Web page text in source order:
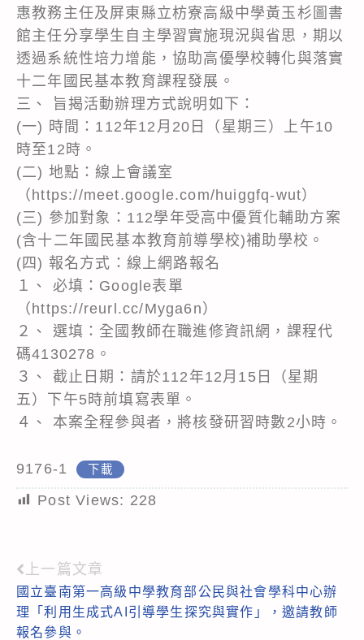
惠教務主任及屏東縣立枋寮高級中學黃玉杉圖書
館主任分享學生自主學習實施現況與省思，期以
透過系統性培力增能，協助高優學校轉化與落實
十二年國民基本教育課程發展。
三、 旨揭活動辦理方式說明如下：
(一) 時間：112年12月20日（星期三）上午10
時至12時。
(二) 地點：線上會議室
（https://meet.google.com/huiggfq-wut）
(三) 參加對象：112學年受高中優質化輔助方案
(含十二年國民基本教育前導學校)補助學校。
(四) 報名方式：線上網路報名
１、 必填：Google表單
（https://reurl.cc/Myga6n）
２、 選填：全國教師在職進修資訊網，課程代
碼4130278。
３、 截止日期：請於112年12月15日（星期
五）下午5時前填寫表單。
４、 本案全程參與者，將核發研習時數2小時。
9176-1 下載
Post Views: 228
Read
more
articles
上一篇文章
國立臺南第一高級中學教育部公民與社會學科中心辦
理「利用生成式AI引導學生探究與實作」，邀請教師
報名參與。